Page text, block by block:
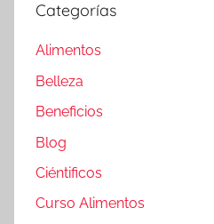
Categorías
Alimentos
Belleza
Beneficios
Blog
Ciéntificos
Curso Alimentos